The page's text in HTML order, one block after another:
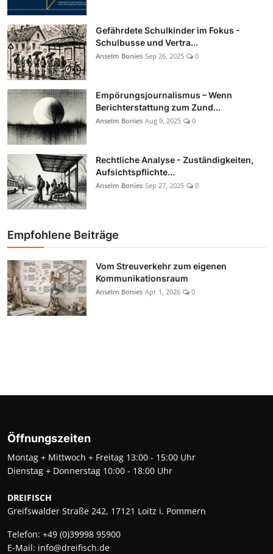
Gefährdete Schulkinder im Fokus -
Schulbusse und Vertra...
Anselm Bonies Sep 26, 2025 0
Empörungsjournalismus – Wenn
Berichterstattung zum Zund...
Anselm Bonies Aug 9, 2025 0
Rechtliche Analyse - Zuständigkeiten,
Aufsichtspflichte...
Anselm Bonies Sep 27, 2025 0
Empfohlene Beiträge
Vom Streuverkehr zum eigenen
Kommunikationsraum
Anselm Bonies Apr 1, 2026 0
Öffnungszeiten
Montag + Mittwoch + Freitag 13:00 - 15:00 Uhr
Dienstag + Donnerstag 10:00 - 18:00 Uhr
DREIFISCH
Greifswalder Straße 242, 17121 Loitz i. Pommern
Telefon: +49 (0)39998 95900
E-Mail: info@dreifisch.de